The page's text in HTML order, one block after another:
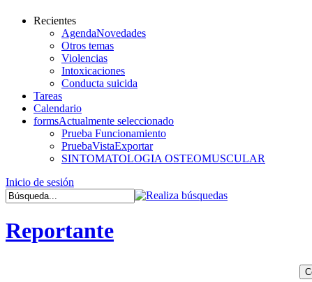
Recientes
AgendaNovedades
Otros temas
Violencias
Intoxicaciones
Conducta suicida
Tareas
Calendario
formsActualmente seleccionado
Prueba Funcionamiento
PruebaVistaExportar
SINTOMATOLOGIA OSTEOMUSCULAR
Inicio de sesión
Reportante